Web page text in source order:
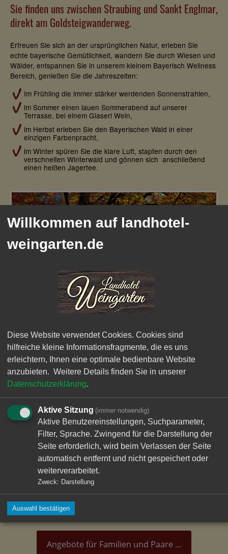
Sie finden uns zwischen Straubing und Sankt Englmar,
direkt am Goldsteigwanderweg.
Erfreuen Sie sich an der ursprünglichen Natur, erleben Sie
echte bayerische Gemütlichkeit, wandern Sie durch Wiesen und
Wälder, entspannen Sie in unserem kleinem Bayerisch Wellness
Bereich, genießen Sie die Jahreszeiten:
Im Frühling die immer stärker werdenden Sonnenstrahlen,
im Sommer einen lauen Sommerabend auf unserer
Terrasse, bei einem Glaserl Wein,
im Herbst erleben Sie den Bayerischen Wald in einer
einzigen Farbenpracht,
im Winter spüren Sie die klare Luft, stapfen durch den
verschneiten Winterwald und gönnen sich anschließend
einen heißen Jagertee.
Landhotel Weingarten,
Ihr Ferien- und Urlaubshotel im schönen Bayerischen
Sie finden uns zwischen Straubing und Sankt Englmar,
direkt am Goldsteigwanderweg
Angebote für Familien und Paare ...
Willkommen auf landhotel-
weingarten.de
Diese Website verwendet Cookies. Cookies sind
hilfreiche kleine Informationsfragmente, die es uns
erleichtern, Ihnen eine optimale bedienbare Website
anzubieten. Weitere Details finden Sie in unserer
Datenschutzerklärung.
Aktive Sitzung (immer notwendig)
Aktive Benutzereinstellungen, Suchparameter,
Filter, Sprache. Zwingend für die Darstellung der
Seite erforderlich, wird beim Verlassen der Seite
automatisch entfernt und nicht gespeichert oder
weiterverarbeitet.
Zweck: Darstellung
Auswahl bestätigen